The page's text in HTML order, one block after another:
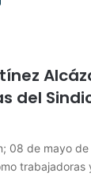
del
08 de mayo
trabajadoras